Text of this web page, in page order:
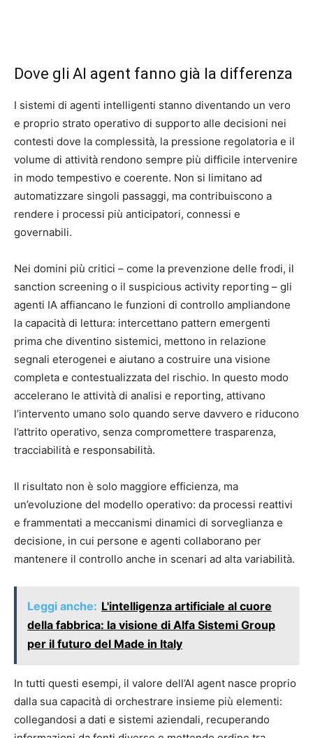
Dove gli AI agent fanno già la differenza
I sistemi di agenti intelligenti stanno diventando un vero
e proprio strato operativo di supporto alle decisioni nei
contesti dove la complessità, la pressione regolatoria e il
volume di attività rendono sempre più difficile intervenire
in modo tempestivo e coerente. Non si limitano ad
automatizzare singoli passaggi, ma contribuiscono a
rendere i processi più anticipatori, connessi e
governabili.
Nei domini più critici – come la prevenzione delle frodi, il
sanction screening o il suspicious activity reporting – gli
agenti IA affiancano le funzioni di controllo ampliandone
la capacità di lettura: intercettano pattern emergenti
prima che diventino sistemici, mettono in relazione
segnali eterogenei e aiutano a costruire una visione
completa e contestualizzata del rischio. In questo modo
accelerano le attività di analisi e reporting, attivano
l’intervento umano solo quando serve davvero e riducono
l’attrito operativo, senza compromettere trasparenza,
tracciabilità e responsabilità.
Il risultato non è solo maggiore efficienza, ma
un’evoluzione del modello operativo: da processi reattivi
e frammentati a meccanismi dinamici di sorveglianza e
decisione, in cui persone e agenti collaborano per
mantenere il controllo anche in scenari ad alta variabilità.
Leggi anche: L'intelligenza artificiale al cuore
della fabbrica: la visione di Alfa Sistemi Group
per il futuro del Made in Italy
In tutti questi esempi, il valore dell’AI agent nasce proprio
dalla sua capacità di orchestrare insieme più elementi:
collegandosi a dati e sistemi aziendali, recuperando